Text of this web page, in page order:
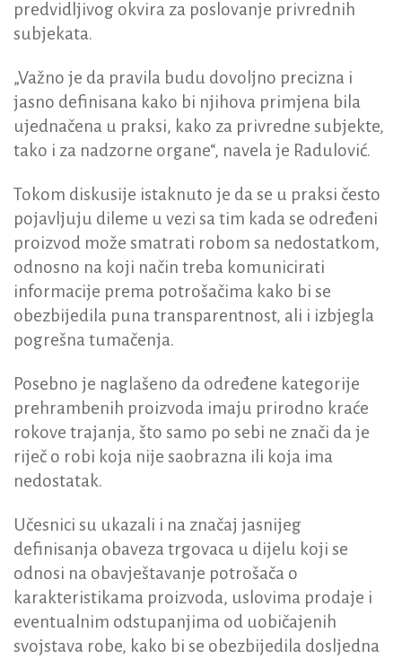
predvidljivog okvira za poslovanje privrednih
subjekata.
„Važno je da pravila budu dovoljno precizna i
jasno definisana kako bi njihova primjena bila
ujednačena u praksi, kako za privredne subjekte,
tako i za nadzorne organe“, navela je Radulović.
Tokom diskusije istaknuto je da se u praksi često
pojavljuju dileme u vezi sa tim kada se određeni
proizvod može smatrati robom sa nedostatkom,
odnosno na koji način treba komunicirati
informacije prema potrošačima kako bi se
obezbijedila puna transparentnost, ali i izbjegla
pogrešna tumačenja.
Posebno je naglašeno da određene kategorije
prehrambenih proizvoda imaju prirodno kraće
rokove trajanja, što samo po sebi ne znači da je
riječ o robi koja nije saobrazna ili koja ima
nedostatak.
Učesnici su ukazali i na značaj jasnijeg
definisanja obaveza trgovaca u dijelu koji se
odnosi na obavještavanje potrošača o
karakteristikama proizvoda, uslovima prodaje i
eventualnim odstupanjima od uobičajenih
svojstava robe, kako bi se obezbijedila dosljedna